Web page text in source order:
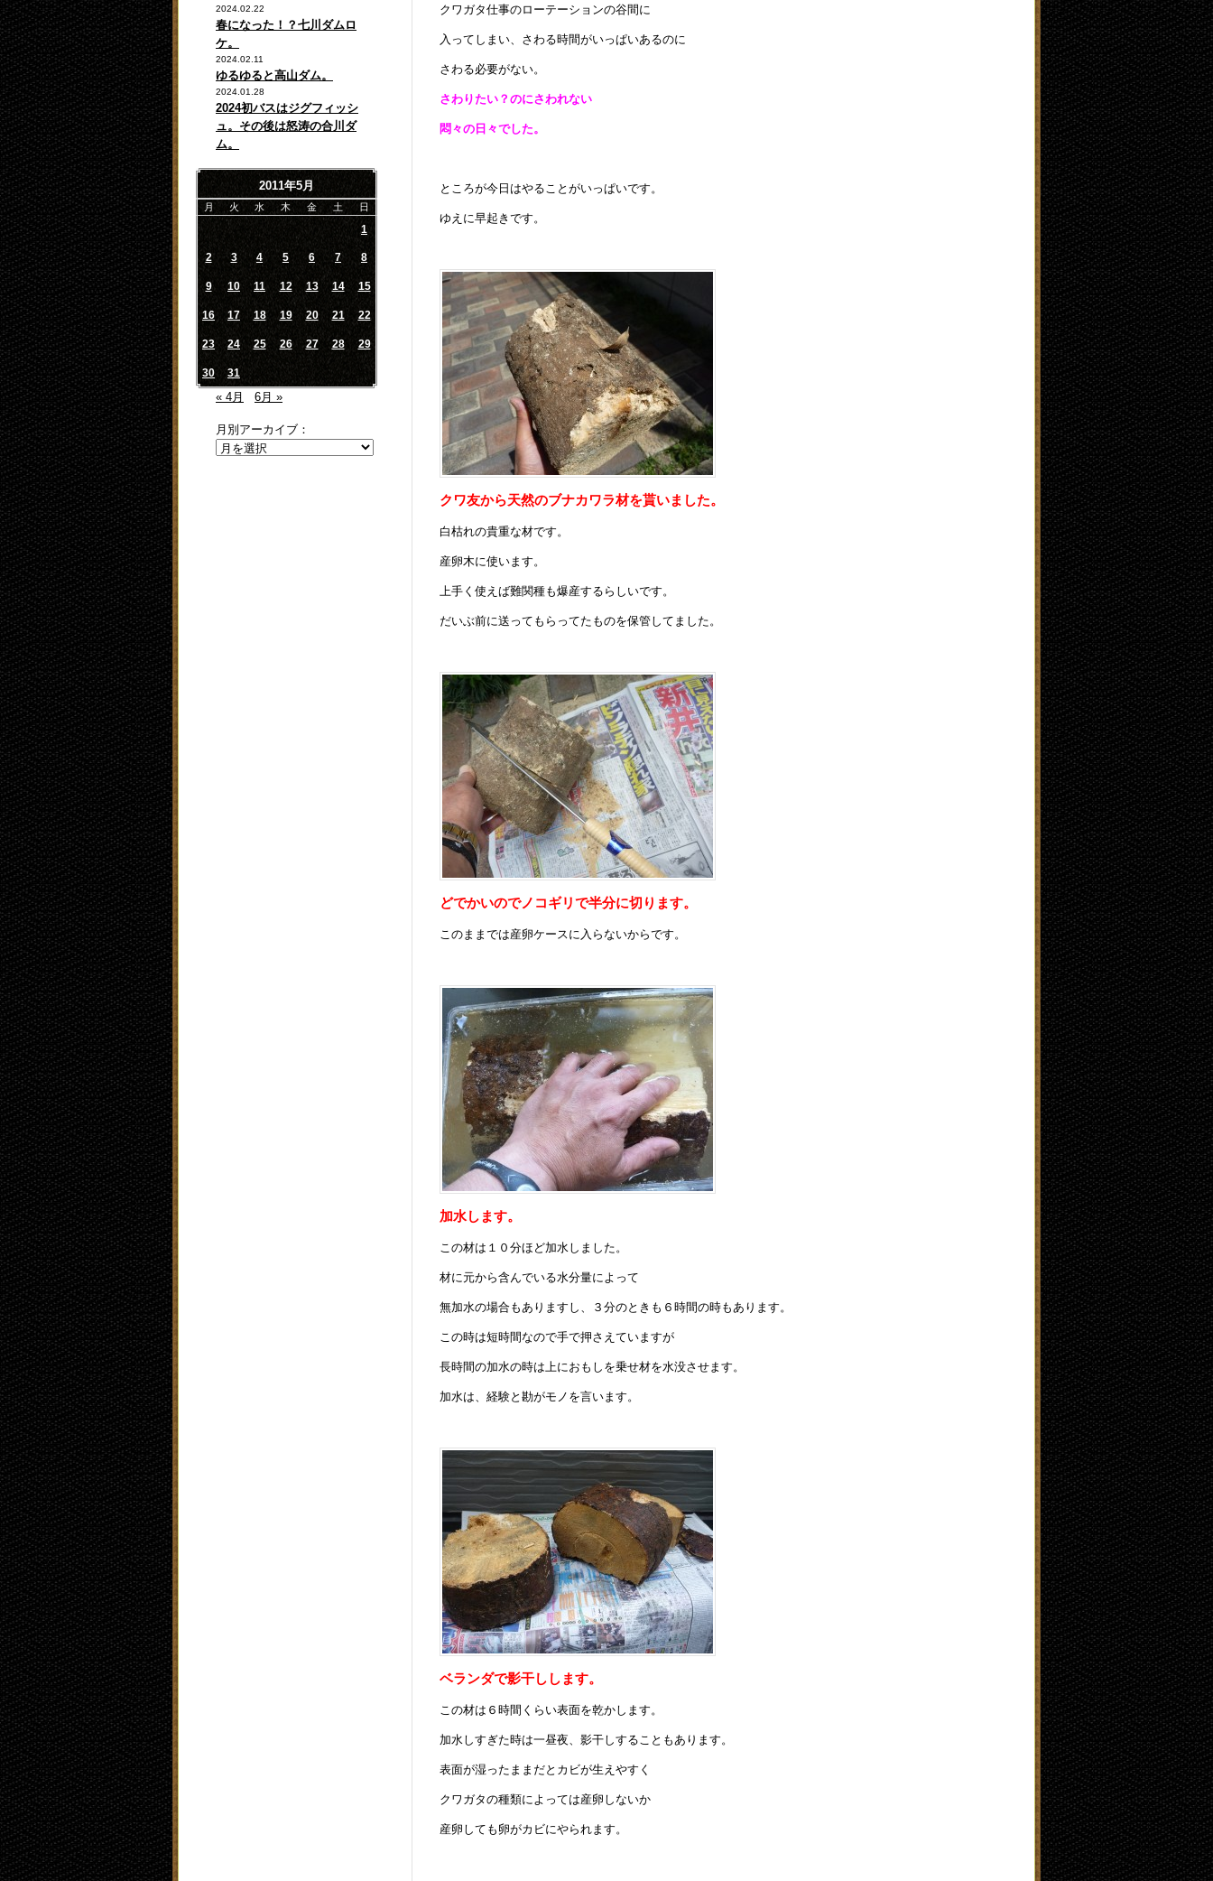
2024.02.22
春になった！？七川ダムロ
ケ。
2024.02.11
ゆるゆると高山ダム。
2024.01.28
2024初バスはジグフィッシ
ュ。その後は怒涛の合川ダ
ム。
2011年5月
月 火 水 木 金 土 日
1
2 3 4 5 6 7 8
9 10 11 12 13 14 15
16 17 18 19 20 21 22
23 24 25 26 27 28 29
30 31
« 4月 6月 »
月別アーカイブ：
クワガタ仕事のローテーションの谷間に
入ってしまい、さわる時間がいっぱいあるのに
さわる必要がない。
さわりたい？のにさわれない
悶々の日々でした。
ところが今日はやることがいっぱいです。
ゆえに早起きです。
クワ友から天然のブナカワラ材を貰いました。
白枯れの貴重な材です。
産卵木に使います。
上手く使えば難関種も爆産するらしいです。
だいぶ前に送ってもらってたものを保管してました。
どでかいのでノコギリで半分に切ります。
このままでは産卵ケースに入らないからです。
加水します。
この材は１０分ほど加水しました。
材に元から含んでいる水分量によって
無加水の場合もありますし、３分のときも６時間の時もあります。
この時は短時間なので手で押さえていますが
長時間の加水の時は上におもしを乗せ材を水没させます。
加水は、経験と勘がモノを言います。
ベランダで影干しします。
この材は６時間くらい表面を乾かします。
加水しすぎた時は一昼夜、影干しすることもあります。
表面が湿ったままだとカビが生えやすく
クワガタの種類によっては産卵しないか
産卵しても卵がカビにやられます。